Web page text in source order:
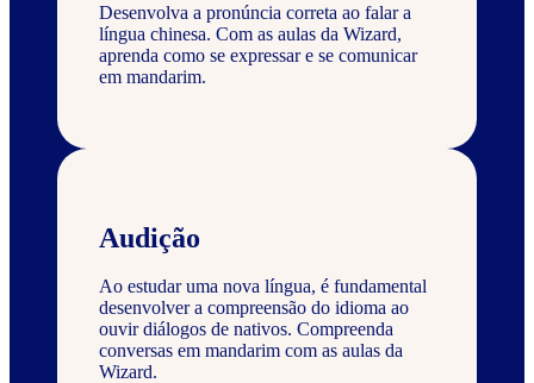
Desenvolva a pronúncia correta ao falar a
língua chinesa. Com as aulas da Wizard,
aprenda como se expressar e se comunicar
em mandarim.
Audição
Ao estudar uma nova língua, é fundamental
desenvolver a compreensão do idioma ao
ouvir diálogos de nativos. Compreenda
conversas em mandarim com as aulas da
Wizard.